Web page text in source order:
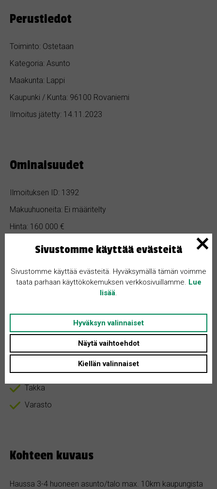
Perustiedot
Toiminto: Ostetaan
Kategoria: Asunto
Maakunta: Lappi
Kaupunki / Kunta: 96100 Rovaniemi
Ilmoitus jätetty: 14.11.2023
Ominaisuudet
Ilmoituksen ID: 1392
Makuuhuoneita: Ei määritelty
Hinta: 160 000 €
Kylpyhuoneita: Ei määritelty
Rakennusvuosi: Ei määritelty
Asunnon tyyppi: Rivitalo
Huoneita + K: Ei määritelty
Sauna
Takka
Varasto
Kohteen kuvaus
Haussa 3-4 huoneen asunto/talo max. 10km kaupungista
Sivustomme käyttää evästeitä
Sivustomme käyttää evästeitä. Hyväksymällä tämän voimme
taata parhaan käyttökokemuksen verkkosivuillamme. Lue
lisää.
Hyväksyn valinnaiset
Näytä vaihtoehdot
Kiellän valinnaiset